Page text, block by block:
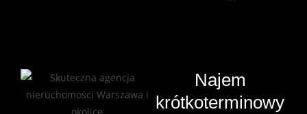
Najem
krótkoterminowy